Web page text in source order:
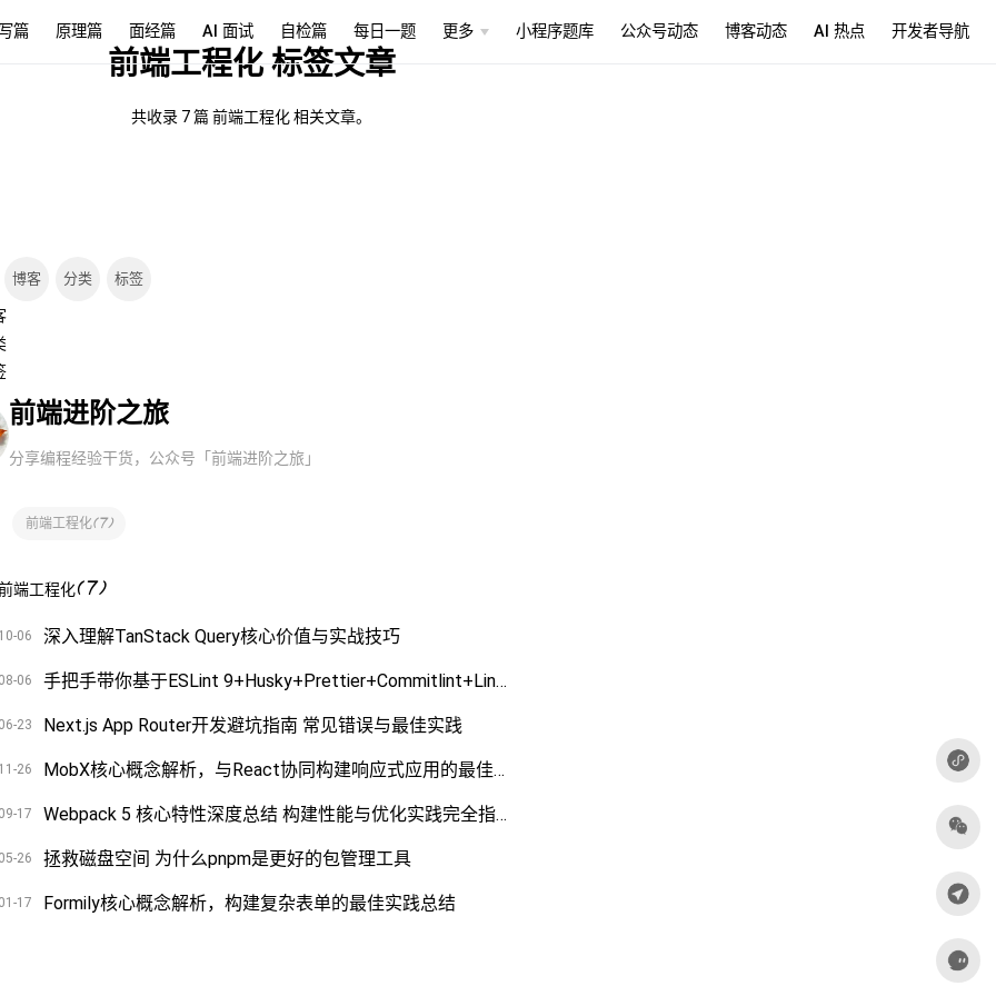
篇 原理篇 面经篇 AI 面试 自检篇 每日一题 更多 小程序题库 公众号动态 博客动态 AI 热点 开发者导航
前端工程化 标签文章
共收录 7 篇 前端工程化 相关文章。
博客 分类 标签
前端进阶之旅
分享编程经验干货，公众号「前端进阶之旅」
前端工程化(7)
端工程化(7)
06 深入理解TanStack Query核心价值与实战技巧
06 手把手带你基于ESLint 9+Husky+Prettier+Commitlint+Lint-staged配置前端开发规范
23 Next.js App Router开发避坑指南 常见错误与最佳实践
26 MobX核心概念解析，与React协同构建响应式应用的最佳实践
17 Webpack 5 核心特性深度总结 构建性能与优化实践完全指南
26 拯救磁盘空间 为什么pnpm是更好的包管理工具
17 Formily核心概念解析，构建复杂表单的最佳实践总结